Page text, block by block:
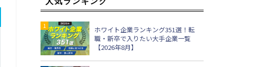
ホワイト企業ランキング351選！転
職・新卒で入りたい大手企業一覧
【2026年8月】